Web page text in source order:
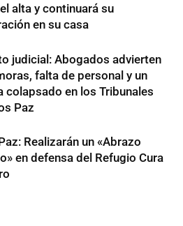
alta y continuará su
en su casa
judicial: Abogados advierten
falta de personal y un
colapsado en los Tribunales
Paz
Realizarán un «Abrazo
en defensa del Refugio Cura